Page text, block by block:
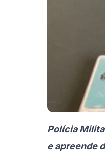
Polícia
e apreende